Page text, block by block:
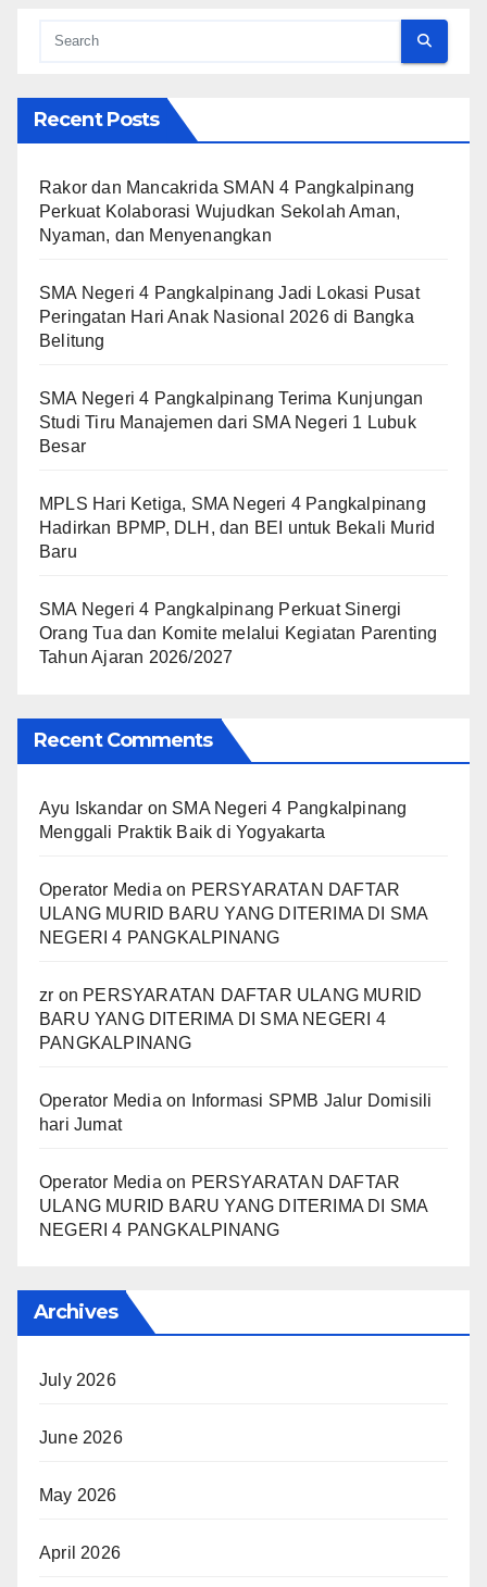
Recent Posts
Rakor dan Mancakrida SMAN 4 Pangkalpinang
Perkuat Kolaborasi Wujudkan Sekolah Aman,
Nyaman, dan Menyenangkan
SMA Negeri 4 Pangkalpinang Jadi Lokasi Pusat
Peringatan Hari Anak Nasional 2026 di Bangka
Belitung
SMA Negeri 4 Pangkalpinang Terima Kunjungan
Studi Tiru Manajemen dari SMA Negeri 1 Lubuk
Besar
MPLS Hari Ketiga, SMA Negeri 4 Pangkalpinang
Hadirkan BPMP, DLH, dan BEI untuk Bekali Murid
Baru
SMA Negeri 4 Pangkalpinang Perkuat Sinergi
Orang Tua dan Komite melalui Kegiatan Parenting
Tahun Ajaran 2026/2027
Recent Comments
Ayu Iskandar on SMA Negeri 4 Pangkalpinang
Menggali Praktik Baik di Yogyakarta
Operator Media on PERSYARATAN DAFTAR
ULANG MURID BARU YANG DITERIMA DI SMA
NEGERI 4 PANGKALPINANG
zr on PERSYARATAN DAFTAR ULANG MURID
BARU YANG DITERIMA DI SMA NEGERI 4
PANGKALPINANG
Operator Media on
Informasi SPMB Jalur Domisili
hari Jumat
Operator Media on PERSYARATAN DAFTAR
ULANG MURID BARU YANG DITERIMA DI SMA
NEGERI 4 PANGKALPINANG
Archives
July 2026
June 2026
May 2026
April 2026